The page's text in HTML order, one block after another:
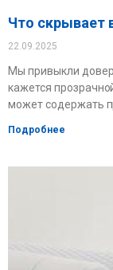
Что скрывает
22.09.2025
Мы привыкли
кажется
может содержать
Подробнее